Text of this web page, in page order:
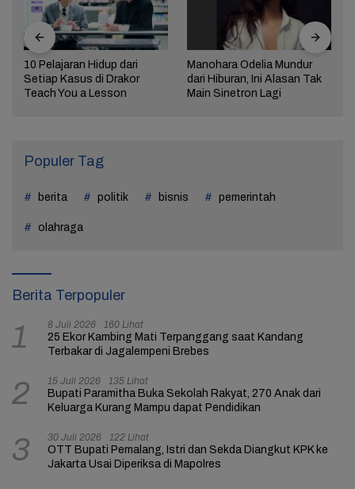
10 Pelajaran Hidup dari
Setiap Kasus di Drakor
Teach You a Lesson
Manohara Odelia Mundur
dari Hiburan, Ini Alasan Tak
Main Sinetron Lagi
Populer Tag
berita politik bisnis pemerintah
olahraga
Berita Terpopuler
1 8 Juli 2026 160 Lihat
25 Ekor Kambing Mati Terpanggang saat Kandang
Terbakar di Jagalempeni Brebes
2 15 Juli 2026 135 Lihat
Bupati Paramitha Buka Sekolah Rakyat, 270 Anak dari
Keluarga Kurang Mampu dapat Pendidikan
3 30 Juli 2026 122 Lihat
OTT Bupati Pemalang, Istri dan Sekda Diangkut KPK ke
Jakarta Usai Diperiksa di Mapolres